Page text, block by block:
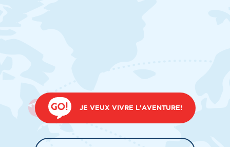
JE VEUX VIVRE L'AVENTURE!